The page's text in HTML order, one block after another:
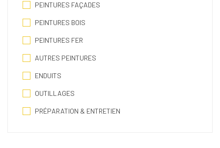
PEINTURES FAÇADES
PEINTURES BOIS
PEINTURES FER
AUTRES PEINTURES
ENDUITS
OUTILLAGES
PRÉPARATION & ENTRETIEN